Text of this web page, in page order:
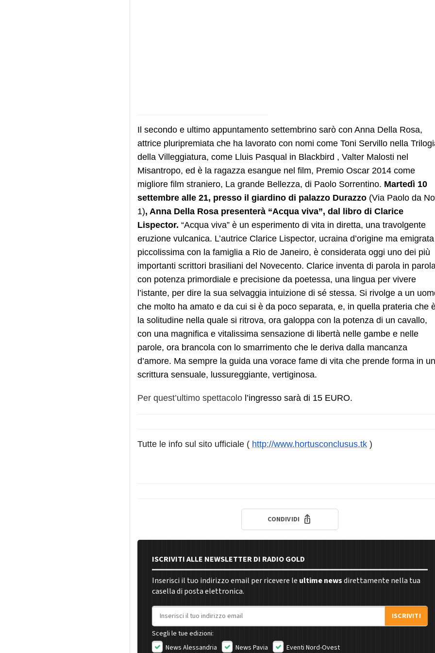
Il secondo e ultimo appuntamento settembrino sarò con Anna Della Rosa,
attrice pluripremiata che ha lavorato con nomi come Toni Servillo nella
della Villeggiatura, come Lluis Pasqual in Blackbird , Valter Malosti nel
Misantropo, ed è la ragazza esangue nel film, Premio Oscar 2014 come
migliore film straniero, La grande Bellezza, di Paolo Sorrentino. Martedì 10
settembre alle 21, presso il giardino di palazzo Durazzo (Via Paolo da
1), Anna Della Rosa presenterà “Acqua viva”, dal libro di Clarice
Lispector. “Acqua viva” è un esperimento di vita in diretta, una travolgente
eruzione vulcanica. L’autrice Clarice Lispector, ucraina d’origine ma emigrata
piccolissima con la famiglia a Rio de Janeiro, è considerata oggi uno dei più
importanti scrittori brasiliani del Novecento. Clarice inventa di parola in
con potenza primordiale e precisione da poetessa, una lingua per vivere
l’istante, per dire la sua selvaggia intuizione di sé stessa. Si rivolge a un
che molto ha amato e da cui si è da poco separata, e, in quella prateria che
la solitudine nella quale si ritrova, ora galoppa con la potenza di un cavallo,
con una magnifica e vitalissima sensazione di libertà nelle gambe e nelle
parole, ora brancola con lo smarrimento che le deriva dalla mancanza
d’amore. Ma sempre la guida una vorace fame di vita che prende forma in
scrittura sensuale, lussureggiante, vertiginosa.
Per quest’ultimo spettacolo l’ingresso sarà di 15 EURO.
Tutte le info sul sito ufficiale ( http://www.hortusconclusus.tk )
CONDIVIDI
ISCRIVITI ALLE NEWSLETTER DI RADIO GOLD
Inserisci il tuo indirizzo email per ricevere le ultime newsdirettamente nella tua
casella di posta elettronica.
Indirizzo email
ISCRIVITI
Scegli le tue edizioni:
News Alessandria
News Pavia Eventi Nord-Ovest